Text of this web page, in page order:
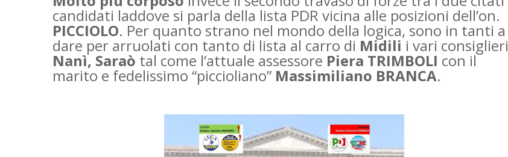
candidati laddove si parla della lista PDR vicina alle posizioni dell’on.
PICCIOLO. Per quanto strano nel mondo della logica, sono in tanti a
dare per arruolati con tanto di lista al carro di Midili i vari consiglieri
Nanì, Saraò tal come l’attuale assessore Piera TRIMBOLI con il
marito e fedelissimo “piccioliano” Massimiliano BRANCA.